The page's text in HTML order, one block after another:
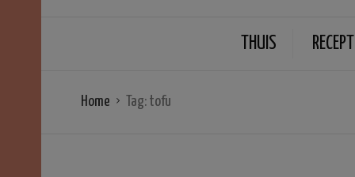
THUIS
Home Tag: tofu